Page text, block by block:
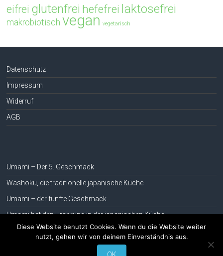
eifrei glutenfrei hefefrei laktosefrei
makrobiotisch vegan vegetarisch
Datenschutz
Impressum
Widerruf
AGB
Umami – Der 5. Geschmack
Washoku, die traditionelle japanische Küche
Umami – der fünfte Geschmack
Umami hat den Ursprung in der japanischen Küche
umami-bio.de
Diese Website benutzt Cookies. Wenn du die Website weiter
nutzt, gehen wir von deinem Einverständnis aus.